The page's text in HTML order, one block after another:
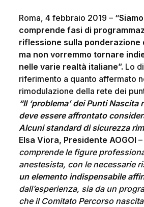
Roma, 4 febbraio 2019 –
comprende fasi di
riflessione sulla ponderazione
ma non vorremmo tornare
nelle varie realtà italiane”. Lo
riferimento a quanto affermato
rimodulazione della rete dei
“Il ‘problema’ dei Punti
deve essere affrontato
Alcuni standard di sicurezza
Elsa Viora, Presidente AOGOI –
comprende le figure
anestesista, con le necessarie
un elemento indispensabile
dall’esperienza, sia da un
che il Comitato Percorso